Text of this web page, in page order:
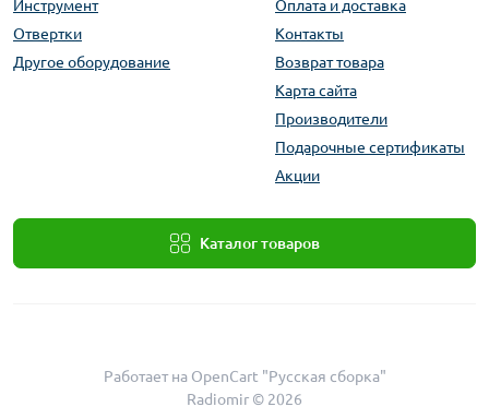
Инструмент
Отвертки
Другое оборудование
Оплата и доставка
Контакты
Возврат товара
Карта сайта
Производители
Подарочные сертификаты
Акции
Каталог товаров
Работает на OpenCart "Русская сборка"
Radiomir © 2026